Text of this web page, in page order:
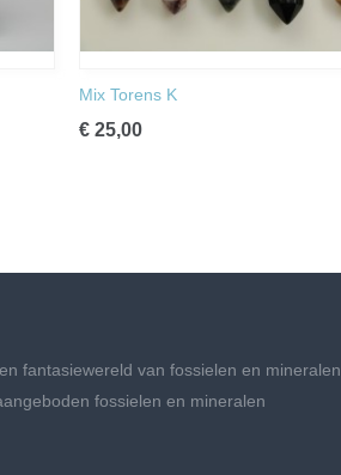
Mix Torens K
€ 25,00
fantasiewereld van fossielen en mineralen
fossielen en mineralen